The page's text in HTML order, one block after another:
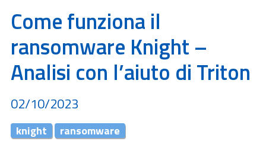
Come funziona il
ransomware Knight –
Analisi con l’aiuto di Triton
02/10/2023
knight ransomware